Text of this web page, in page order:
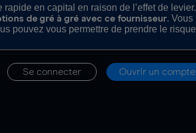
en capital en raison de l’effet de levier.
de gré à gré avec ce fournisseur. Vous
pouvez vous permettre de prendre le risque
Se connecter Ouvrir un compte